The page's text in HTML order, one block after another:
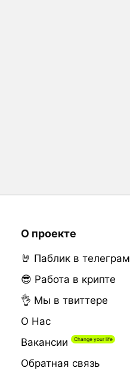
О проекте
🤘 Паблик в телеграм
😎 Работа в крипте
👌 Мы в твиттере
О Нас
Вакансии
Обратная связь